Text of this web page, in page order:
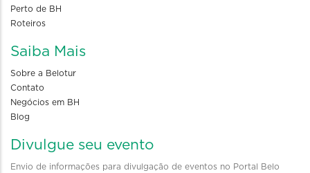
Perto de BH
Roteiros
Saiba Mais
Sobre a Belotur
Contato
Negócios em BH
Blog
Divulgue seu evento
Envio de informações para divulgação de eventos no Portal Belo